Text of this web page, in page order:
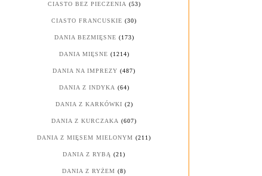
CIASTO BEZ PIECZENIA (53)
CIASTO FRANCUSKIE (30)
DANIA BEZMIĘSNE (173)
DANIA MIĘSNE (1214)
DANIA NA IMPREZY (487)
DANIA Z INDYKA (64)
DANIA Z KARKÓWKI (2)
DANIA Z KURCZAKA (607)
DANIA Z MIĘSEM MIELONYM (211)
DANIA Z RYBĄ (21)
DANIA Z RYŻEM (8)